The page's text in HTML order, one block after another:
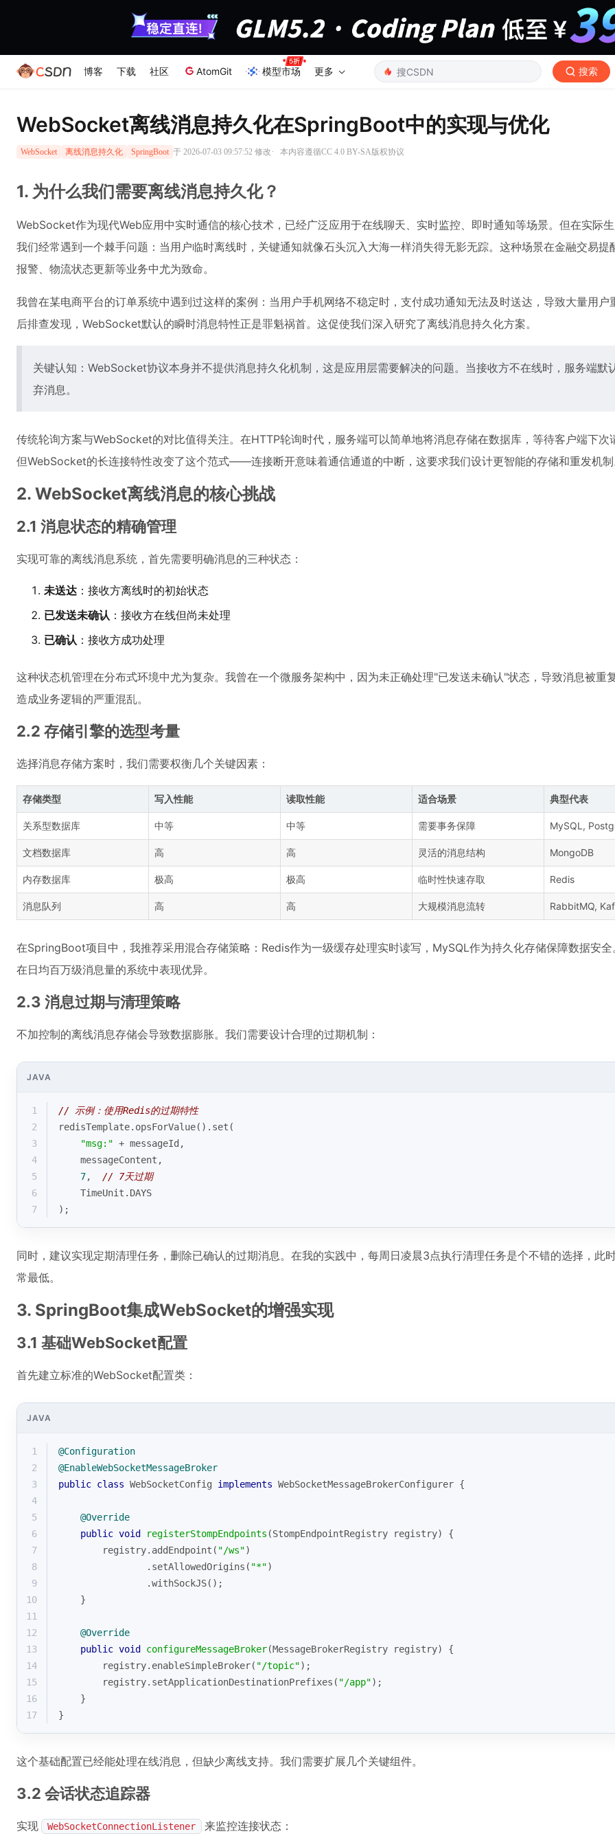
博客 下载 社区 AtomGit 模型市场 更多 搜索
WebSocket离线消息持久化在SpringBoot中的实现与优化
WebSocket 离线消息持久化 SpringBoot 于 2026-07-03 09:57:52 修改· 本内容遵循CC 4.0 BY-SA版权协议
1. 为什么我们需要离线消息持久化？
WebSocket作为现代Web应用中实时通信的核心技术，已经广泛应用于在线聊天、实时监控、即时通知等场景。但在实际生
我们经常遇到一个棘手问题：当用户临时离线时，关键通知就像石头沉入大海一样消失得无影无踪。这种场景在金融交易提
报警、物流状态更新等业务中尤为致命。
我曾在某电商平台的订单系统中遇到过这样的案例：当用户手机网络不稳定时，支付成功通知无法及时送达，导致大量用户
后排查发现，WebSocket默认的瞬时消息特性正是罪魁祸首。这促使我们深入研究了离线消息持久化方案。
关键认知：WebSocket协议本身并不提供消息持久化机制，这是应用层需要解决的问题。当接收方不在线时，服务端默
弃消息。
传统轮询方案与WebSocket的对比值得关注。在HTTP轮询时代，服务端可以简单地将消息存储在数据库，等待客户端下次
但WebSocket的长连接特性改变了这个范式——连接断开意味着通信通道的中断，这要求我们设计更智能的存储和重发机制
2. WebSocket离线消息的核心挑战
2.1 消息状态的精确管理
实现可靠的离线消息系统，首先需要明确消息的三种状态：
未送达 ：接收方离线时的初始状态
已发送未确认 ：接收方在线但尚未处理
已确认 ：接收方成功处理
这种状态机管理在分布式环境中尤为复杂。我曾在一个微服务架构中，因为未正确处理"已发送未确认"状态，导致消息被重
造成业务逻辑的严重混乱。
2.2 存储引擎的选型考量
选择消息存储方案时，我们需要权衡几个关键因素：
存储类型 写入性能 读取性能 适合场景 典型代表
关系型数据库 中等 中等 需要事务保障 MySQL,
文档数据库 高 高 灵活的消息结构 MongoDB
内存数据库 极高 极高 临时性快速存取 Redis
消息队列 高 高 大规模消息流转 RabbitMQ,
在SpringBoot项目中，我推荐采用混合存储策略：Redis作为一级缓存处理实时读写，MySQL作为持久化存储保障数据安全
在日均百万级消息量的系统中表现优异。
2.3 消息过期与清理策略
不加控制的离线消息存储会导致数据膨胀。我们需要设计合理的过期机制：
JAVA
1
// 示例：使用Redis的过期特性
2
redisTemplate.opsForValue().set(
3
"msg:" + messageId,
4
    messageContent,
5
7, // 7天过期
6
    TimeUnit.DAYS
7
);
同时，建议实现定期清理任务，删除已确认的过期消息。在我的实践中，每周日凌晨3点执行清理任务是个不错的选择，此
常最低。
3. SpringBoot集成WebSocket的增强实现
3.1 基础WebSocket配置
首先建立标准的WebSocket配置类：
JAVA
1
@Configuration
2
@EnableWebSocketMessageBroker
3
public class WebSocketConfig implements WebSocketMessageBrokerConfigurer {
4
5
@Override
6
public void registerStompEndpoints (StompEndpointRegistry registry)
{
7
        registry.addEndpoint(
"/ws")
8
                .setAllowedOrigins(
"*")
9
                .withSockJS();
10
    }
11
12
@Override
13
public void configureMessageBroker(MessageBrokerRegistry registry)
{
14
        registry.enableSimpleBroker(
"/topic");
15
        registry.setApplicationDestinationPrefixes(
"/app");
16
    }
17
}
这个基础配置已经能处理在线消息，但缺少离线支持。我们需要扩展几个关键组件。
3.2 会话状态追踪器
实现 WebSocketConnectionListener 来监控连接状态：